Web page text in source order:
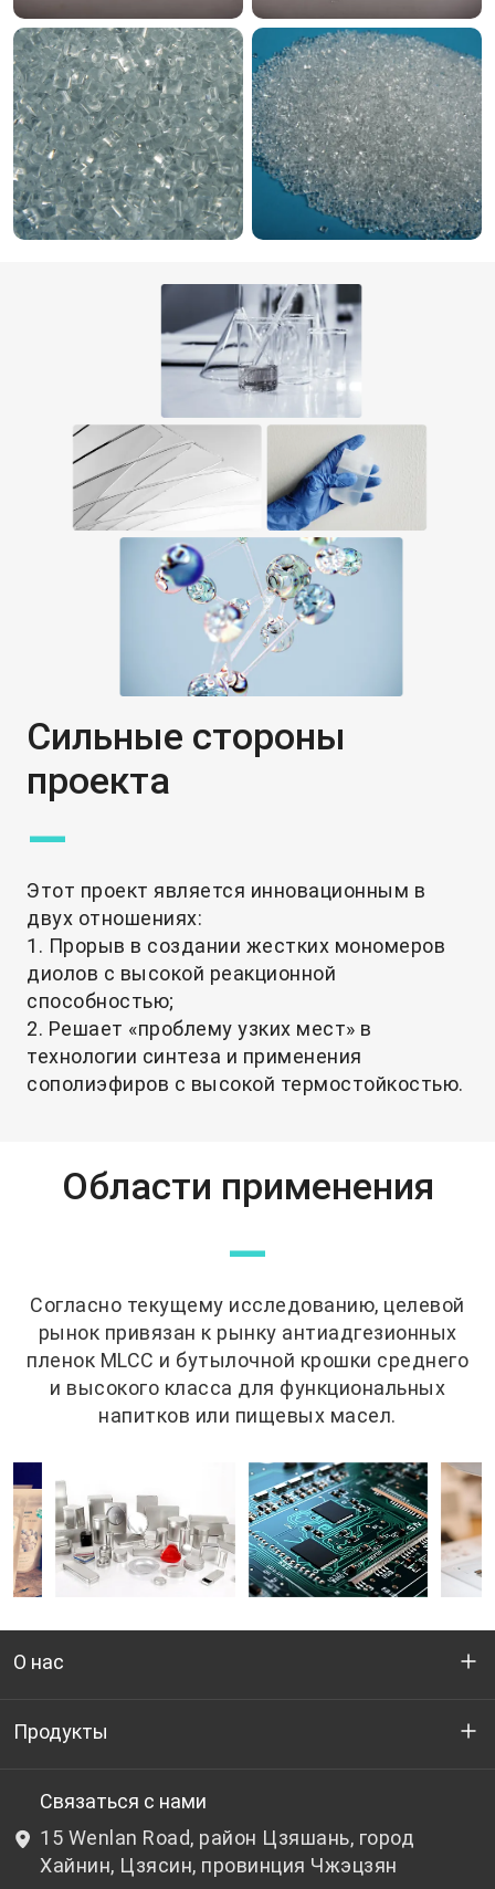
Сильные стороны
проекта
—
Этот проект является инновационным в
двух отношениях:
1. Прорыв в создании жестких мономеров
диолов с высокой реакционной
способностью;
2. Решает «проблему узких мест» в
технологии синтеза и применения
сополиэфиров с высокой термостойкостью.
Области применения
—
Согласно текущему исследованию, целевой
рынок привязан к рынку антиадгезионных
пленок MLCC и бутылочной крошки среднего
и высокого класса для функциональных
напитков или пищевых масел.
О нас
Кто мы
НИОКР
Новости и события
Продукты
Бутылочный ПЭТ-гранулят
Небутылочный ПЭТ-гранулят
Связаться с нами
15 Wenlan Road, район Цзяшань, город
Хайнин, Цзясин, провинция Чжэцзян